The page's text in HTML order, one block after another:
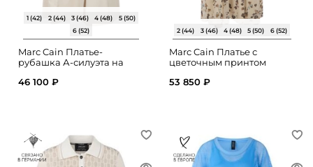
1 (42) 2 (44) 3 (46) 4 (48)
5 (50)
6 (52)
Marc Cain Платье-
рубашка А-силуэта на
46 100 ₽
2 (44) 3 (46) 4 (48) 5 (50) 6 (52)
Marc Cain Платье с
цветочным принтом
53 850 ₽